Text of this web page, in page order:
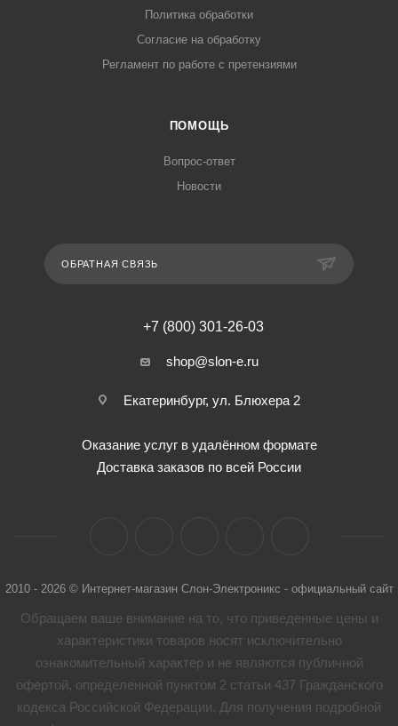
Политика обработки
Согласие на обработку
Регламент по работе с претензиями
ПОМОЩЬ
Вопрос-ответ
Новости
ОБРАТНАЯ СВЯЗЬ
+7 (800) 301-26-03
shop@slon-e.ru
Екатеринбург, ул. Блюхера 2
Оказание услуг в удалённом формате
Доставка заказов по всей России
2010 - 2026 © Интернет-магазин Слон-Электроникс - официальный сайт
Обращаем ваше внимание на то, что приведенные цены и
характеристики товaров носят исключительно
ознакомительный характер и не являются публичной
офертой, определенной пунктом 2 статьи 437 Гражданского
кодекса Российской Федерации. Для получения подробной